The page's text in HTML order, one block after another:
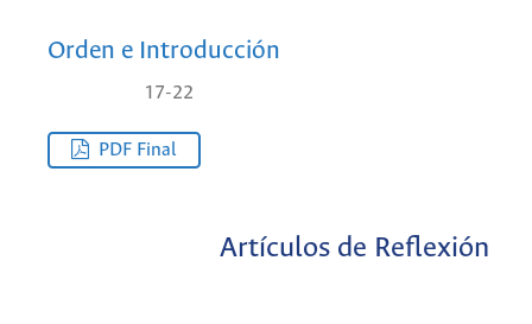
Orden e Introducción
17-22
PDF Final
Artículos de Reflexión